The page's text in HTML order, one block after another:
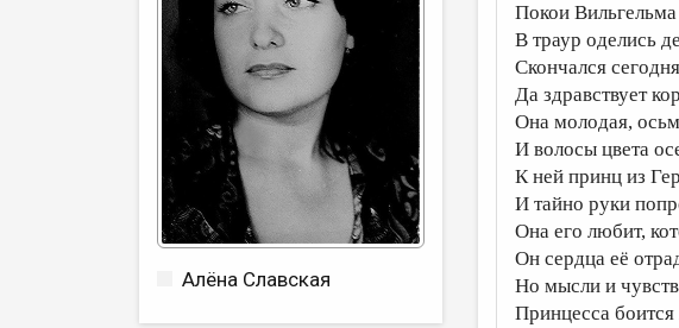
Алёна Славская
Покои
В траур оделись
Скончался
Да здравствует
Она молодая,
И волосы цвета
К ней принц из
И тайно руки
Она его любит,
Он сердца её
Но мысли и
Принцесса боится